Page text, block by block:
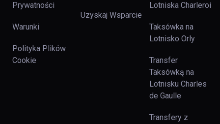
Prywatności
Warunki
Polityka Plików
Cookie
Uzyskaj Wsparcie
Lotniska Charleroi
Taksówka na
Lotnisko Orly
Transfer
Taksówką na
Lotnisku Charles
de Gaulle
Transfery z